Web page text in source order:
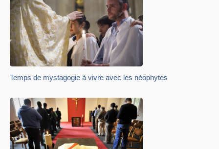
Temps de mystagogie à vivre avec les néophytes